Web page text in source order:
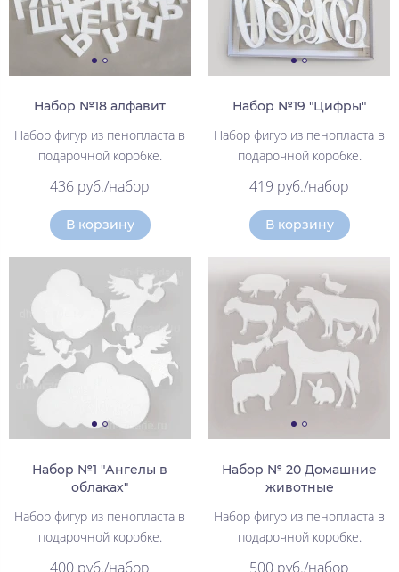
Набор №18 алфавит
Набор фигур из пенопласта в
подарочной коробке.
436 руб./набор
В корзину
Набор №19 "Цифры"
Набор фигур из пенопласта в
подарочной коробке.
419 руб./набор
В корзину
Набор №1 "Ангелы в
облаках"
Набор фигур из пенопласта в
подарочной коробке.
400 руб./набор
Набор № 20 Домашние
животные
Набор фигур из пенопласта в
подарочной коробке.
500 руб./набор